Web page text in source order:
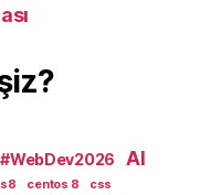
#WebDev2026 AI
centos 8
css